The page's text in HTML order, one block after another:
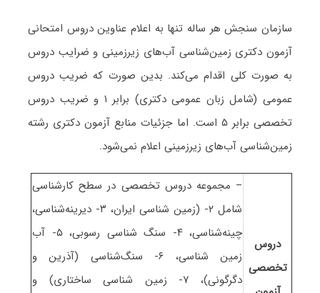
سازمان سنجش هر ساله تنها به اعلام عناوین دروس امتحانی
آزمون دکتری زمین‌شناسی آب‌های زیرزمینی و ضرایب دروس
به صورت کلی اقدام می‌کند. بدین صورت که ضریب دروس
عمومی (شامل زبان عمومی دکتری) برابر ۱ و ضریب دروس
تخصصی برابر ۵ است
. اما جزئیات منابع آزمون دکتری رشته
زمین‌شناسی آب‌های زیرزمینی اعلام نمی‌شود.
دروس
تخصصی
– مجموعه دروس تخصصی در سطح کارشناسی
شامل ۲- (زمین شناسی ایران، ۳- دیرینه‌شناسی،
چینه‌شناسی، ۴- سنگ شناسی رسوبی، ۵- آب
زمین شناسی، ۶- سنگ‌شناسی (آذرین و
دگرگونی)، ۷- زمین شناسی ساختاری) و